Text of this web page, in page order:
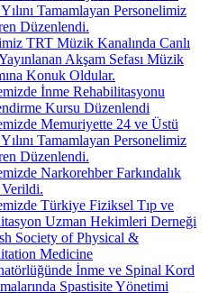
Tamamlayan Personelimiz
Düzenlendi.
TRT Müzik Kanalında Canlı
Akşam Sefası Müzik
Konuk Oldular.
İnme Rehabilitasyonu
Kursu Düzenlendi
Memuriyette 24 ve Üstü
Tamamlayan Personelimiz
Düzenlendi.
Narkorehber Farkındalık
Türkiye Fiziksel Tıp ve
Uzman Hekimleri Derneği
Society of Physical &
Medicine
İnme ve Spinal Kord
Spastisite Yönetimi